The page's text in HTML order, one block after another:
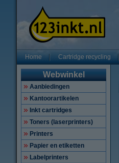
Home Cartridge recycling
Webwinkel
Aanbiedingen
Kantoorartikelen
Inkt cartridges
Toners (laserprinters)
Printers
Papier en etiketten
Labelprinters